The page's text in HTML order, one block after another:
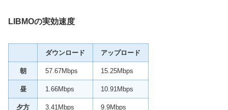
LIBMOの実効速度
ダウンロード アップロード
朝 57.67Mbps 15.25Mbps
昼 1.66Mbps 10.91Mbps
夕方 3.41Mbps 9.9Mbps